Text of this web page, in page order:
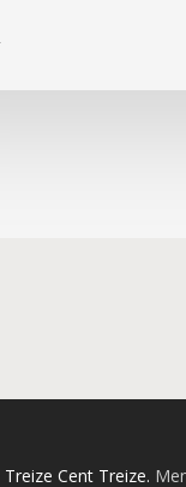
Cent Treize.